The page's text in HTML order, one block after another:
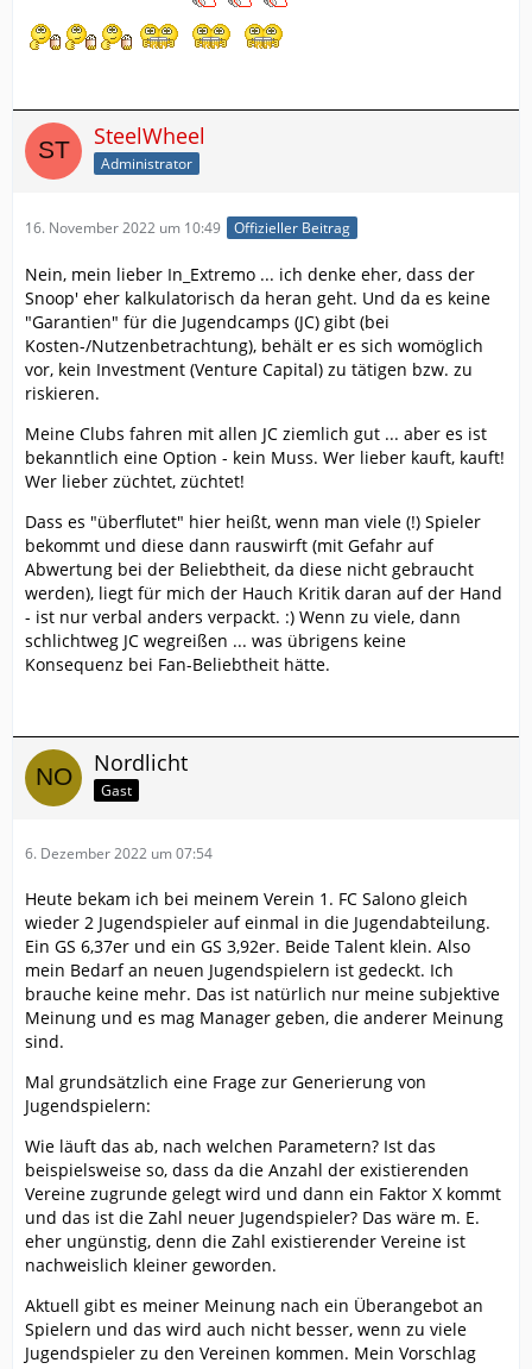
SteelWheel
Administrator
16. November 2022 um 10:49 Offizieller Beitrag
Nein, mein lieber In_Extremo ... ich denke eher, dass der
Snoop' eher kalkulatorisch da heran geht. Und da es keine
"Garantien" für die Jugendcamps (JC) gibt (bei
Kosten-/Nutzenbetrachtung), behält er es sich womöglich
vor, kein Investment (Venture Capital) zu tätigen bzw. zu
riskieren.
Meine Clubs fahren mit allen JC ziemlich gut ... aber es ist
bekanntlich eine Option - kein Muss. Wer lieber kauft, kauft!
Wer lieber züchtet, züchtet!
Dass es "überflutet" hier heißt, wenn man viele (!) Spieler
bekommt und diese dann rauswirft (mit Gefahr auf
Abwertung bei der Beliebtheit, da diese nicht gebraucht
werden), liegt für mich der Hauch Kritik daran auf der Hand
- ist nur verbal anders verpackt. :) Wenn zu viele, dann
schlichtweg JC wegreißen ... was übrigens keine
Konsequenz bei Fan-Beliebtheit hätte.
Nordlicht
Gast
6. Dezember 2022 um 07:54
Heute bekam ich bei meinem Verein 1. FC Salono gleich
wieder 2 Jugendspieler auf einmal in die Jugendabteilung.
Ein GS 6,37er und ein GS 3,92er. Beide Talent klein. Also
mein Bedarf an neuen Jugendspielern ist gedeckt. Ich
brauche keine mehr. Das ist natürlich nur meine subjektive
Meinung und es mag Manager geben, die anderer Meinung
sind.
Mal grundsätzlich eine Frage zur Generierung von
Jugendspielern:
Wie läuft das ab, nach welchen Parametern? Ist das
beispielsweise so, dass da die Anzahl der existierenden
Vereine zugrunde gelegt wird und dann ein Faktor X kommt
und das ist die Zahl neuer Jugendspieler? Das wäre m. E.
eher ungünstig, denn die Zahl existierender Vereine ist
nachweislich kleiner geworden.
Aktuell gibt es meiner Meinung nach ein Überangebot an
Spielern und das wird auch nicht besser, wenn zu viele
Jugendspieler zu den Vereinen kommen. Mein Vorschlag